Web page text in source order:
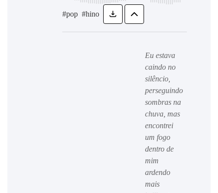
#pop #hino
Eu estava
caindo no
silêncio,
perseguindo
sombras na
chuva, mas
encontrei
um fogo
dentro de
mim
ardendo
mais